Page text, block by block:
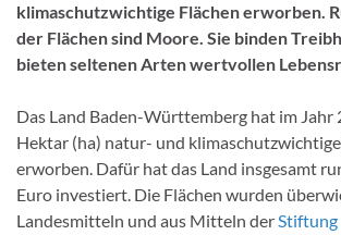
klimaschutzwichtige Flächen erworben.
der Flächen sind Moore. Sie binden
bieten seltenen Arten wertvollen
Das Land Baden-Württemberg hat im Jahr
Hektar (ha) natur- und
erworben. Dafür hat das Land insgesamt
Euro investiert. Die Flächen wurden
Landesmitteln und aus Mitteln derStiftung